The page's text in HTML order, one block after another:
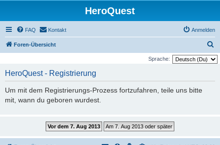
HeroQuest
FAQ Kontakt Anmelden
Foren-Übersicht
u
Sprache:
HeroQuest - Registrierung
Um mit dem Registrierungs-Prozess fortzufahren, teile uns bitte
mit, wann du geboren wurdest.